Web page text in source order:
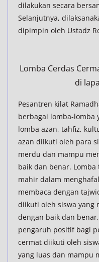
dilakukan secara
Selanjutnya,
dipimpin oleh Ustadz
Lomba Cerdas
di
Pesantren kilat
berbagai lomba-lomba
lomba azan, tahfiz,
azan diikuti oleh para
merdu dan mampu
baik dan benar.
mahir dalam
membaca dengan
diikuti oleh siswa yang
dengan baik dan
pengaruh positif bagi
cermat diikuti oleh
yang luas dan mampu